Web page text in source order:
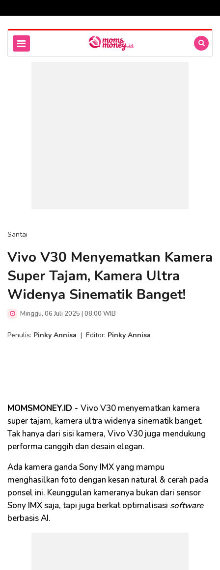
Santai
Vivo V30 Menyematkan Kamera
Super Tajam, Kamera Ultra
Widenya Sinematik Banget!
Minggu, 06 Juli 2025 | 08:00 WIB
Penulis: Pinky Annisa | Editor: Pinky Annisa
MOMSMONEY.ID - Vivo V30 menyematkan kamera
super tajam, kamera ultra widenya sinematik banget.
Tak hanya dari sisi kamera, Vivo V30 juga mendukung
performa canggih dan desain elegan.
Ada kamera ganda Sony IMX yang mampu
menghasilkan foto dengan kesan natural & cerah pada
ponsel ini. Keunggulan kameranya bukan dari sensor
Sony IMX saja, tapi juga berkat optimalisasi software
berbasis AI.